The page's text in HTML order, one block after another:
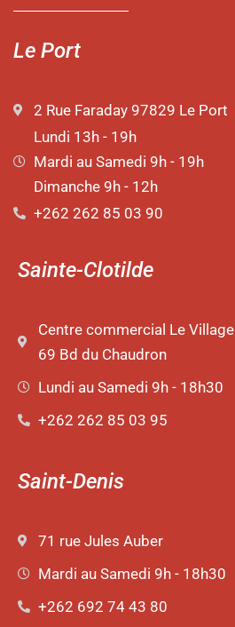
Le Port
2 Rue Faraday 97829 Le Port
Lundi 13h - 19h
Mardi au Samedi 9h - 19h
Dimanche 9h - 12h
+262 262 85 03 90
Sainte-Clotilde
Centre commercial Le Village
69 Bd du Chaudron
Lundi au Samedi 9h - 18h30
+262 262 85 03 95
Saint-Denis
71 rue Jules Auber
Mardi au Samedi 9h - 18h30
+262 692 74 43 80